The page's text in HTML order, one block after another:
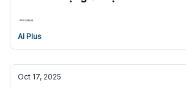
AI Plus
Oct 17, 2025